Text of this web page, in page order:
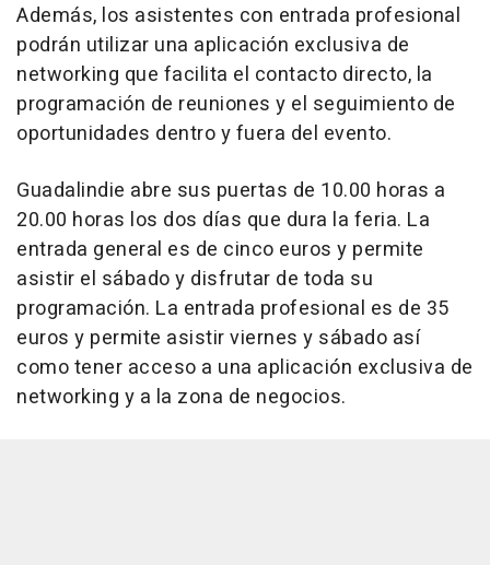
Además, los asistentes con entrada profesional
podrán utilizar una aplicación exclusiva de
networking que facilita el contacto directo, la
programación de reuniones y el seguimiento de
oportunidades dentro y fuera del evento.
Guadalindie abre sus puertas de 10.00 horas a
20.00 horas los dos días que dura la feria. La
entrada general es de cinco euros y permite
asistir el sábado y disfrutar de toda su
programación. La entrada profesional es de 35
euros y permite asistir viernes y sábado así
como tener acceso a una aplicación exclusiva de
networking y a la zona de negocios.